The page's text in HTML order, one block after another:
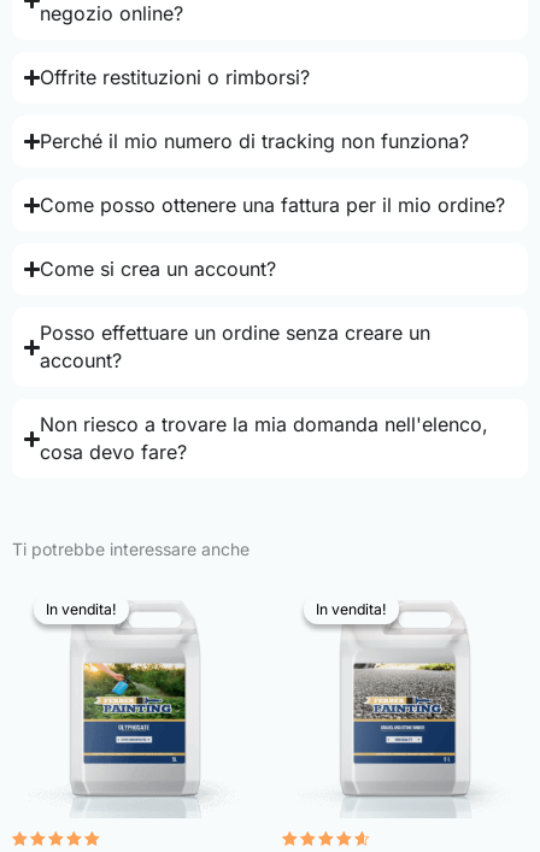
negozio online?
Offrite restituzioni o rimborsi?
Perché il mio numero di tracking non funziona?
Come posso ottenere una fattura per il mio ordine?
Come si crea un account?
Posso effettuare un ordine senza creare un
account?
Non riesco a trovare la mia domanda nell'elenco,
cosa devo fare?
Ti potrebbe interessare anche
In vendita!
In vendita! In vendita!
In vendita!